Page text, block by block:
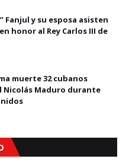
Fanjul y su esposa asisten
honor al Rey Carlos III de
muerte 32 cubanos
Nicolás Maduro durante